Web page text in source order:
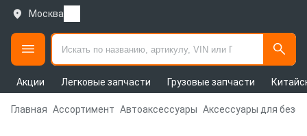
Москва
Акции Легковые запчасти Грузовые запчасти
Главная Ассортимент Автоаксессуары Аксессуары для